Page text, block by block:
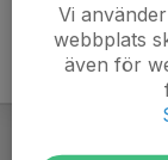
Vi
webbplats
även för